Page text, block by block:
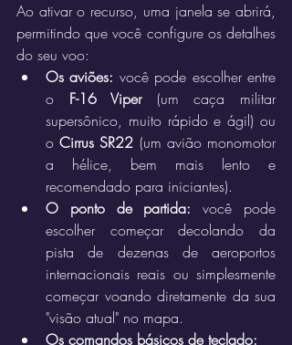
Ao ativar o recurso, uma janela se abrirá,
permitindo que você configure os detalhes
do seu voo:
Os aviões: você pode escolher entre
o F-16 Viper (um caça militar
supersônico, muito rápido e ágil) ou
o Cirrus SR22 (um avião monomotor
a hélice, bem mais lento e
recomendado para iniciantes).
O ponto de partida: você pode
escolher começar decolando da
pista de dezenas de aeroportos
internacionais reais ou simplesmente
começar voando diretamente da sua
"visão atual" no mapa.
Os comandos básicos de teclado: